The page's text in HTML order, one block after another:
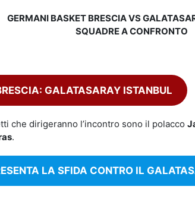
GERMANI BASKET BRESCIA VS
SQUADRE A CONFRONTO
GALATASARAY ISTANBUL
che dirigeranno l’incontro sono il polacco
.
LA SFIDA CONTRO IL